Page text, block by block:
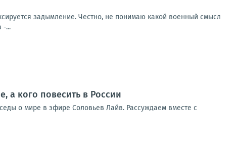
задымление. Честно, не понимаю какой военный смысл
-...
а кого повесить в России
о мире в эфире Соловьев Лайв. Рассуждаем вместе с